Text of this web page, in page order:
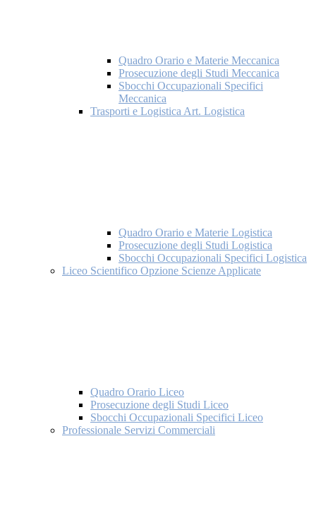
Quadro Orario e Materie Meccanica
Prosecuzione degli Studi Meccanica
Sbocchi Occupazionali Specifici
Meccanica
Trasporti e Logistica Art. Logistica
Quadro Orario e Materie Logistica
Prosecuzione degli Studi Logistica
Sbocchi Occupazionali Specifici Logistica
Liceo Scientifico Opzione Scienze Applicate
Quadro Orario Liceo
Prosecuzione degli Studi Liceo
Sbocchi Occupazionali Specifici Liceo
Professionale Servizi Commerciali